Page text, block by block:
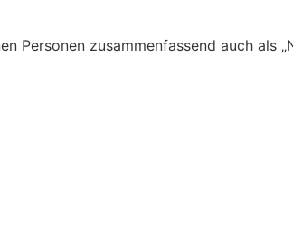
Personen zusammenfassend auch als